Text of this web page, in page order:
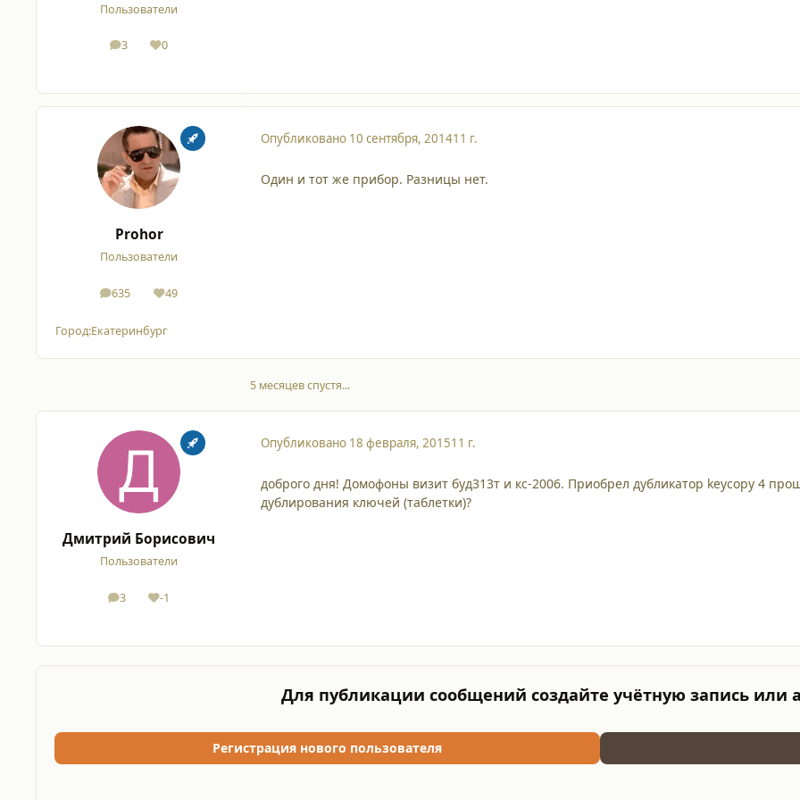
Пользователи
3
сообщения
0
Репутация
Prohor
Пользователи
635
сообщения
49
Репутация
Город:Екатеринбург
Опубликовано 10 сентября, 201411 г.
Один и тот же прибор. Разницы нет.
5 месяцев спустя...
Дмитрий Борисович
Пользователи
3
сообщения
-1
Репутация
Опубликовано 18 февраля, 201511 г.
доброго дня! Домофоны визит буд313т и кс-2006. Приобрел дубликатор keycopy 4
дублирования ключей (таблетки)?
Для публикации сообщений создайте учётную запись или
Регистрация нового пользователя